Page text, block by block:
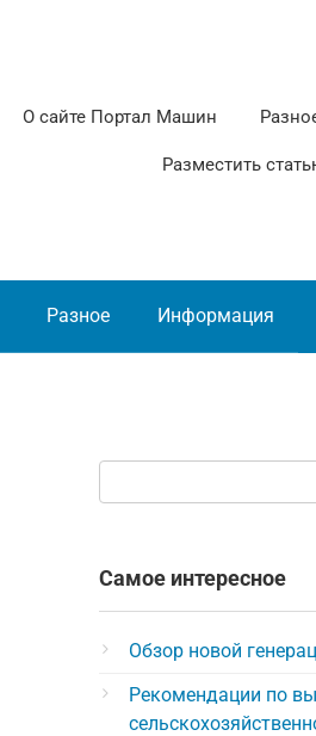
О сайте Портал Машин
Разместить
Разное Информация
Самое интересное
Обзор новой
Рекомендации по